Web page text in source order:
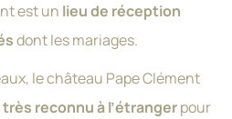
est un lieu de réception
dont les mariages.
le château Pape Clément
reconnu à l’étrangerpour